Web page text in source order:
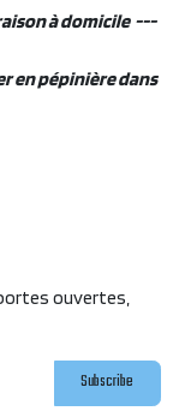
à domicile ---
en pépinière dans
ouvertes,
Subscribe